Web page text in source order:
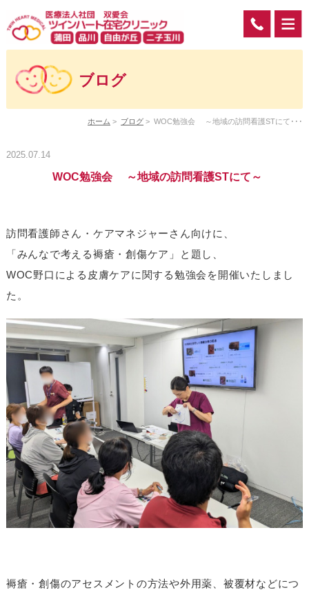
ブログ
ホーム > ブログ > WOC勉強会 ～地域の訪問看護STにて･･･
2025.07.14
WOC勉強会 ～地域の訪問看護STにて～
訪問看護師さん・ケアマネジャーさん向けに、
「みんなで考える褥瘡・創傷ケア」と題し、
WOC野口による皮膚ケアに関する勉強会を開催いたしまし
た。
褥瘡・創傷のアセスメントの方法や外用薬、被覆材などにつ